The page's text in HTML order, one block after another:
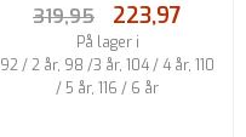
319,95 223,97
På lager i
92 / 2 år, 98 /3 år, 104 / 4 år, 110
/ 5 år, 116 / 6 år